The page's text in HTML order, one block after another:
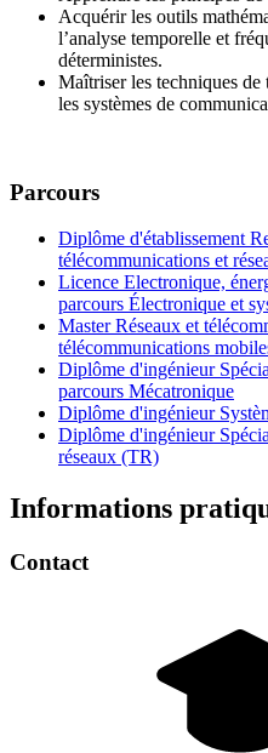
Acquérir les outils
l’analyse temporelle et
déterministes.
Maîtriser les techniques de
les systèmes de
Parcours
Diplôme d'établissement
télécommunications et
Licence Electronique,
parcours Électronique et
Master Réseaux et
télécommunications
Diplôme d'ingénieur
parcours Mécatronique
Diplôme d'ingénieur
Diplôme d'ingénieur
réseaux (TR)
Informations
Contact